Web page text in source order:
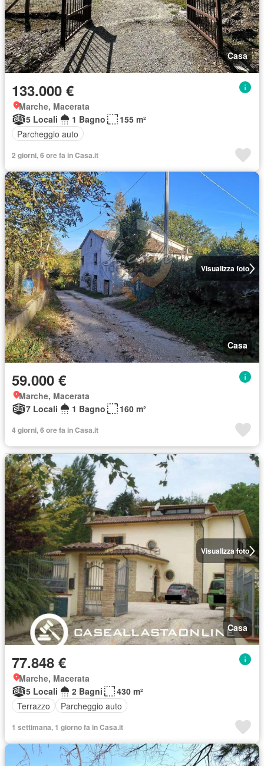
Casa
133.000 €
Marche, Macerata
5 Locali
1 Bagno
155 m²
Parcheggio auto
2 giorni, 6 ore fa in Casa.it
Visualizza foto
Casa
59.000 €
Marche, Macerata
7 Locali
1 Bagno 160 m²
4 giorni, 6 ore fa in Casa.it
Visualizza foto
Casa
77.848 €
Marche, Macerata
5 Locali
2 Bagni
430 m²
Terrazzo
Parcheggio auto
1 settimana, 1 giorno fa in Casa.it